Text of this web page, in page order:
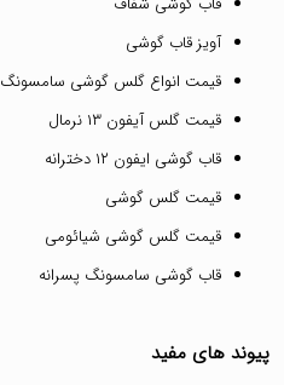
آویز قاب گوشی
قیمت انواع گلس گوشی سامسونگ
قیمت گلس آیفون ۱۳ نرمال
قاب گوشی ایفون ۱۲ دخترانه
قیمت گلس گوشی
قیمت گلس گوشی شیائومی
قاب گوشی سامسونگ پسرانه
پیوند های مفید